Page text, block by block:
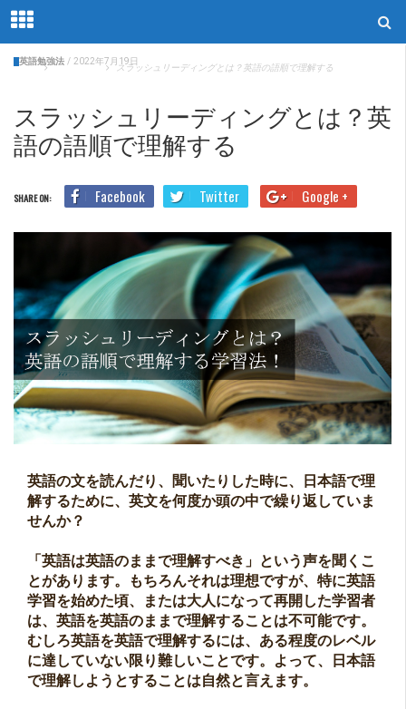
Home 英語勉強法 スラッシュリーディングとは？英語の語順で理解する
英語勉強法 / 2022年7月19日
スラッシュリーディングとは？英
語の語順で理解する
SHARE ON: Facebook Twitter Google +
英語の文を読んだり、聞いたりした時に、日本語で理
解するために、英文を何度か頭の中で繰り返していま
せんか？
「英語は英語のままで理解すべき」という声を聞くこ
とがあります。もちろんそれは理想ですが、特に英語
学習を始めた頃、または大人になって再開した学習者
は、英語を英語のままで理解することは不可能です。
むしろ英語を英語で理解するには、ある程度のレベル
に達していない限り難しいことです。よって、日本語
で理解しようとすることは自然と言えます。